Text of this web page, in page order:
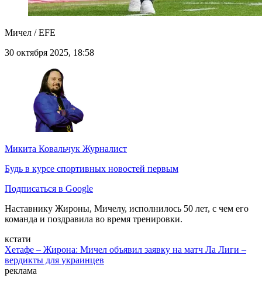
Мичел / EFE
30 октября 2025, 18:58
Микита Ковальчук Журналист
Будь в курсе спортивных новостей первым
Подписаться в Google
Наставнику Жироны, Мичелу, исполнилось 50 лет, с чем его
команда и поздравила во время тренировки.
кстати
Хетафе – Жирона: Мичел объявил заявку на матч Ла Лиги –
вердикты для украинцев
реклама